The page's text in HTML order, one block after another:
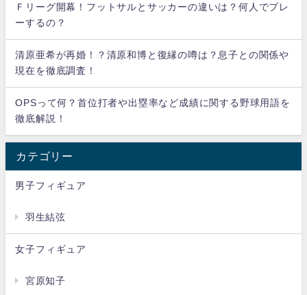
Ｆリーグ開幕！フットサルとサッカーの違いは？何人でプレ
ーするの？
清原亜希が再婚！？清原和博と復縁の噂は？息子との関係や
現在を徹底調査！
OPSって何？首位打者や出塁率など成績に関する野球用語を
徹底解説！
カテゴリー
男子フィギュア
羽生結弦
女子フィギュア
宮原知子